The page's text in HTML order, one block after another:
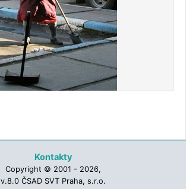
Kontakty
Copyright © 2001 - 2026,
v.8.0 ČSAD SVT Praha, s.r.o.